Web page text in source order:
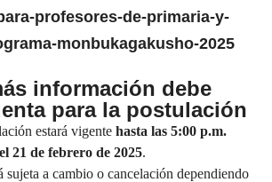
profesores-de-primaria-y-
monbukagakusho-2025
información debe
para la postulación
estará vigente hasta las 5:00 p.m.
21 de febrero de 2025.
sujeta a cambio o cancelación dependiendo